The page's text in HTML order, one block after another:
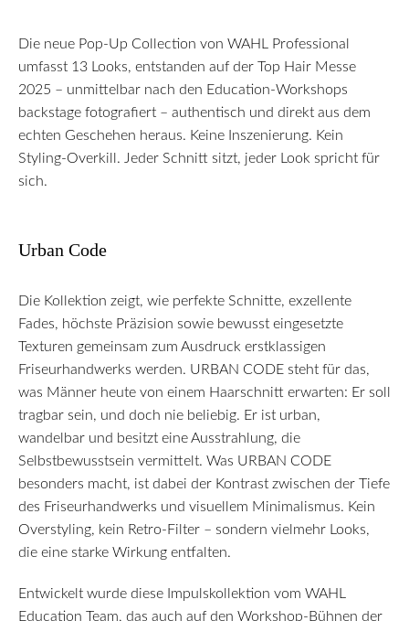
Die neue Pop-Up Collection von WAHL Professional
umfasst 13 Looks, entstanden auf der Top Hair Messe
2025 – unmittelbar nach den Education-Workshops
backstage fotografiert – authentisch und direkt aus dem
echten Geschehen heraus. Keine Inszenierung. Kein
Styling-Overkill. Jeder Schnitt sitzt, jeder Look spricht für
sich.
Urban Code
Die Kollektion zeigt, wie perfekte Schnitte, exzellente
Fades, höchste Präzision sowie bewusst eingesetzte
Texturen gemeinsam zum Ausdruck erstklassigen
Friseurhandwerks werden. URBAN CODE steht für das,
was Männer heute von einem Haarschnitt erwarten: Er soll
tragbar sein, und doch nie beliebig. Er ist urban,
wandelbar und besitzt eine Ausstrahlung, die
Selbstbewusstsein vermittelt. Was URBAN CODE
besonders macht, ist dabei der Kontrast zwischen der Tiefe
des Friseurhandwerks und visuellem Minimalismus. Kein
Overstyling, kein Retro-Filter – sondern vielmehr Looks,
die eine starke Wirkung entfalten.
Entwickelt wurde diese Impulskollektion vom WAHL
Education Team, das auch auf den Workshop-Bühnen der